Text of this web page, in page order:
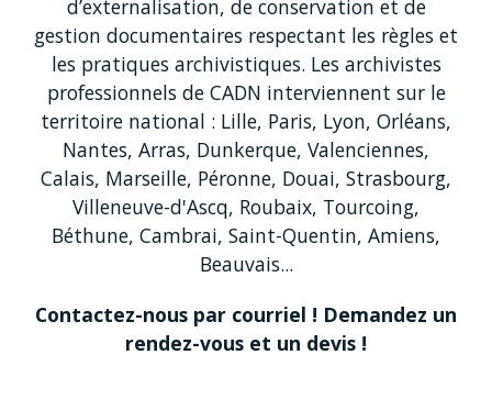
d’externalisation, de conservation et de
gestion documentaires respectant les règles et
les pratiques archivistiques. Les archivistes
professionnels de CADN interviennent sur le
territoire national : Lille, Paris, Lyon, Orléans,
Nantes, Arras, Dunkerque, Valenciennes,
Calais, Marseille, Péronne, Douai, Strasbourg,
Villeneuve-d'Ascq, Roubaix, Tourcoing,
Béthune, Cambrai, Saint-Quentin, Amiens,
Beauvais...
Contactez-nous par courriel ! Demandez un
rendez-vous et un devis !